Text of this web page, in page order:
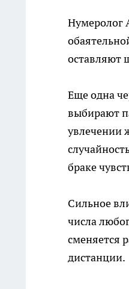
Нумеролог
оставляют
Еще одна
выбирают
увлечении
браке
Сильное
числа
сменяется
дистанции.